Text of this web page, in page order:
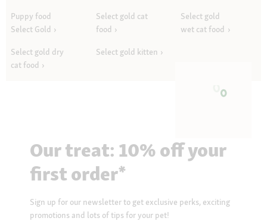
Puppy food
Select Gold
Select gold cat
food
Select gold
wet cat food
Select gold dry
cat food
Select gold kitten
Our treat: 10% off your
first order*
Sign up for our newsletter to get exclusive perks, exciting
promotions and lots of tips for your pet!